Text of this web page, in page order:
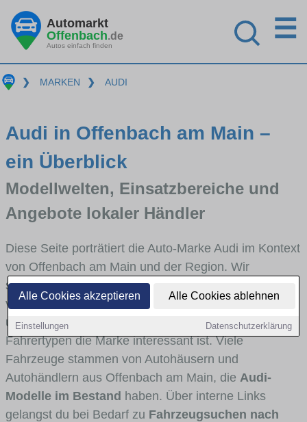
Alle Cookies akzeptieren Alle Cookies ablehnen
Einstellungen Datenschutzerklärung
Automarkt
Offenbach.de
Autos einfach finden
☰
❯ MARKEN ❯ AUDI
Audi in Offenbach am Main –
ein Überblick
Modellwelten, Einsatzbereiche und
Angebote lokaler Händler
Diese Seite porträtiert die Auto-Marke Audi im Kontext
von Offenbach am Main und der Region. Wir
skizzieren, in welchen Fahrzeugklassen Audi stark
vertreten ist, welche Modellreihen häufig im Stadt-
und Umlandverkehr zu sehen sind und für welche
Fahrertypen die Marke interessant ist. Viele
Fahrzeuge stammen von Autohäusern und
Autohändlern aus Offenbach am Main, die Audi-
Modelle im Bestand haben. Über interne Links
gelangst du bei Bedarf zu Fahrzeugsuchen nach